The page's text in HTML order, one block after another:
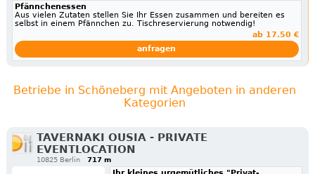
Pfännchenessen
Aus vielen Zutaten stellen Sie Ihr Essen zusammen und bereiten es
selbst in einem Pfännchen zu. Tischreservierung notwendig!
ab 17.50 €
anfragen
Betriebe in Schöneberg mit Angeboten in anderen
Kategorien
TAVERNAKI OUSIA - PRIVATE
EVENTLOCATION
10825 Berlin 717 m